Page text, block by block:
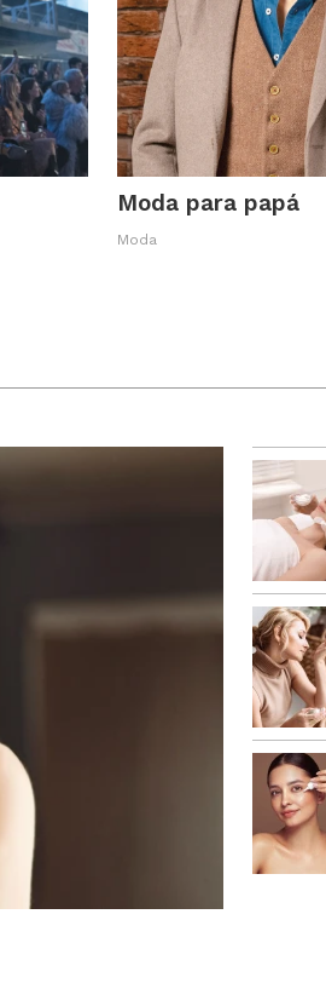
Moda para papá
Moda